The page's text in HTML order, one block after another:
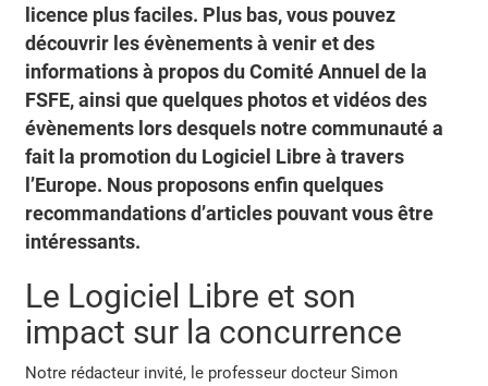
licence plus faciles. Plus bas, vous pouvez
découvrir les évènements à venir et des
informations à propos du Comité Annuel de la
FSFE, ainsi que quelques photos et vidéos des
évènements lors desquels notre communauté a
fait la promotion du Logiciel Libre à travers
l’Europe. Nous proposons enfin quelques
recommandations d’articles pouvant vous être
intéressants.
Le Logiciel Libre et son
impact sur la concurrence
Notre rédacteur invité, le professeur docteur Simon